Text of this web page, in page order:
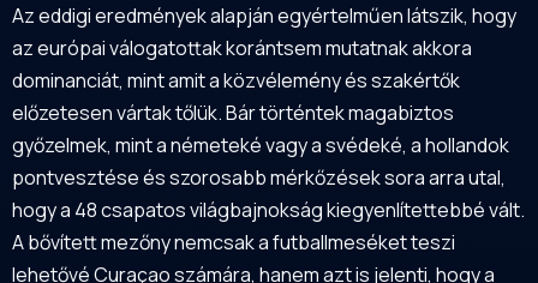
Az eddigi eredmények alapján egyértelműen látszik, hogy
az európai válogatottak korántsem mutatnak akkora
dominanciát, mint amit a közvélemény és szakértők
előzetesen vártak tőlük. Bár történtek magabiztos
győzelmek, mint a németeké vagy a svédeké, a hollandok
pontvesztése és szorosabb mérkőzések sora arra utal,
hogy a 48 csapatos világbajnokság kiegyenlítettebbé vált.
A bővített mezőny nemcsak a futballmeséket teszi
lehetővé Curaçao számára, hanem azt is jelenti, hogy a